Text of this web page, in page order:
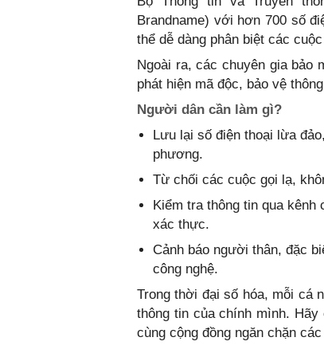
Brandname) với hơn 700 số
thể dễ dàng phân biệt các
Ngoài ra, các chuyên gia bảo
phát hiện mã độc, bảo vệ
Người dân cần làm gì?
Lưu lại số điện thoại lừa
phương.
Từ chối các cuộc gọi lạ,
Kiểm tra thông tin qua kênh
xác thực.
Cảnh báo người thân, đặc
công nghệ.
Trong thời đại số hóa, mỗi cá
thông tin của chính mình.
cùng cộng đồng ngăn chặn